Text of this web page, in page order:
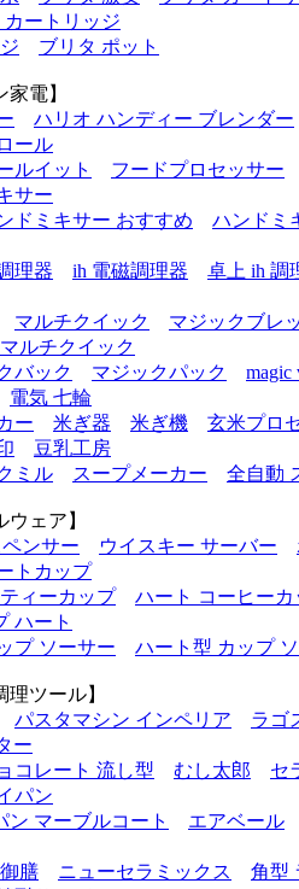
ートリッジ
ブリタ ポット
電】
ハリオ ハンディー ブレンダー
ール
ルイット
フードプロセッサー
サー
ドミキサー おすすめ
ハンドミ
理器 ih 電磁調理器
卓上 ih 調
マルチクイック
マジックブレ
ルチクイック
バック マジックパック
magic
電気 七輪
ー
米ぎ器 米ぎ機
玄米プロ
豆乳工房
ミル スープメーカー 全自動
ェア】
ンサー ウイスキー サーバー
トカップ
ィーカップ
ハート コーヒーカ
ハート
プ ソーサー ハート型 カップ
ツール】
パスタマシン インペリア
ラゴ
ー
コレート 流し型 むし太郎
セ
パン
ン マーブルコート
エアベール
膳
ニューセラミックス
角型